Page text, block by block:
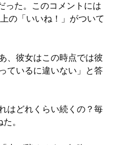
った。このコメントには
の「いいね！」がついて
、彼女はこの時点では彼
ているに違いない」と答
はどれくらい続くの？毎
。